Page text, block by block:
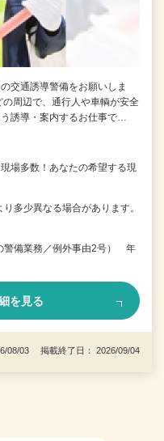
交通誘導警備をお願いしま
周辺で、通行人や車輌が安全
誘導・案内するお仕事で…
場多数！あなたの希望する現
少異なる場合があります。
警備業務／例外事由2号） 年
を見る
08/03 掲載終了日： 2026/09/04